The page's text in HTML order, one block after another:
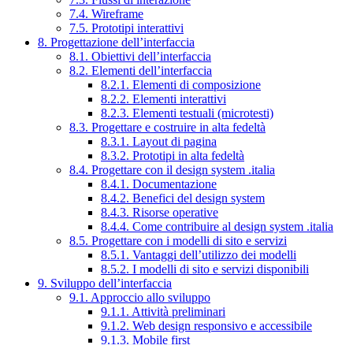
7.4. Wireframe
7.5. Prototipi interattivi
8. Progettazione dell’interfaccia
8.1. Obiettivi dell’interfaccia
8.2. Elementi dell’interfaccia
8.2.1. Elementi di composizione
8.2.2. Elementi interattivi
8.2.3. Elementi testuali (microtesti)
8.3. Progettare e costruire in alta fedeltà
8.3.1. Layout di pagina
8.3.2. Prototipi in alta fedeltà
8.4. Progettare con il design system .italia
8.4.1. Documentazione
8.4.2. Benefici del design system
8.4.3. Risorse operative
8.4.4. Come contribuire al design system .italia
8.5. Progettare con i modelli di sito e servizi
8.5.1. Vantaggi dell’utilizzo dei modelli
8.5.2. I modelli di sito e servizi disponibili
9. Sviluppo dell’interfaccia
9.1. Approccio allo sviluppo
9.1.1. Attività preliminari
9.1.2. Web design responsivo e accessibile
9.1.3. Mobile first